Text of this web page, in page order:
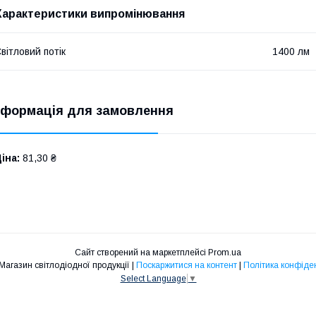
випромінювання
потік 1400 лм
для замовлення
81,30 ₴
Сайт створений на маркетплейсі Prom.ua
"МІРА" | Магазин світлодіодної продукції | Поскаржитися на контент | Політика
Select Language ▼